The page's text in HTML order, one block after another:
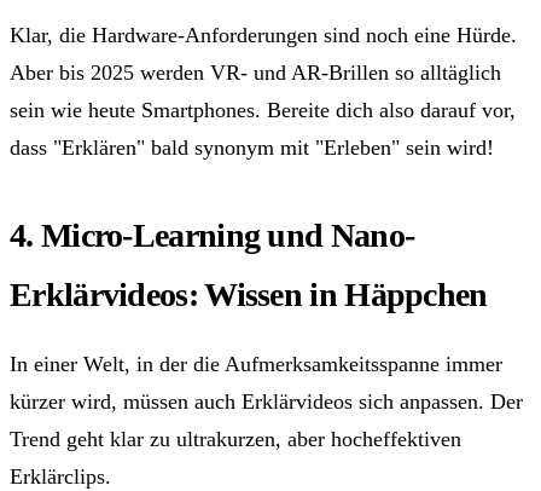
Klar, die Hardware-Anforderungen sind noch eine Hürde.
Aber bis 2025 werden VR- und AR-Brillen so alltäglich
sein wie heute Smartphones. Bereite dich also darauf vor,
dass "Erklären" bald synonym mit "Erleben" sein wird!
4. Micro-Learning und Nano-
Erklärvideos: Wissen in Häppchen
In einer Welt, in der die Aufmerksamkeitsspanne immer
kürzer wird, müssen auch Erklärvideos sich anpassen. Der
Trend geht klar zu ultrakurzen, aber hocheffektiven
Erklärclips.